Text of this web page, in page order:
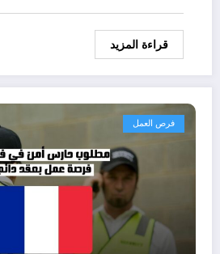
قراءة المزيد
فرص العمل